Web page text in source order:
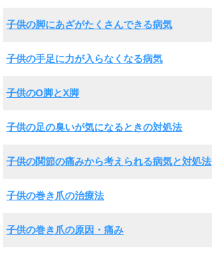
子供の脚にあざがたくさんできる病気
子供の手足に力が入らなくなる病気
子供のO脚とX脚
子供の足の臭いが気になるときの対処法
子供の関節の痛みから考えられる病気と対処法
子供の巻き爪の治療法
子供の巻き爪の原因・痛み